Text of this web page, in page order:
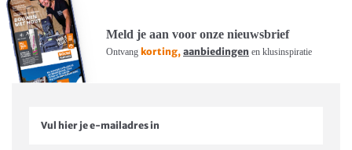
Meld je aan voor onze nieuwsbrief
Ontvang korting, aanbiedingen en klusinspiratie